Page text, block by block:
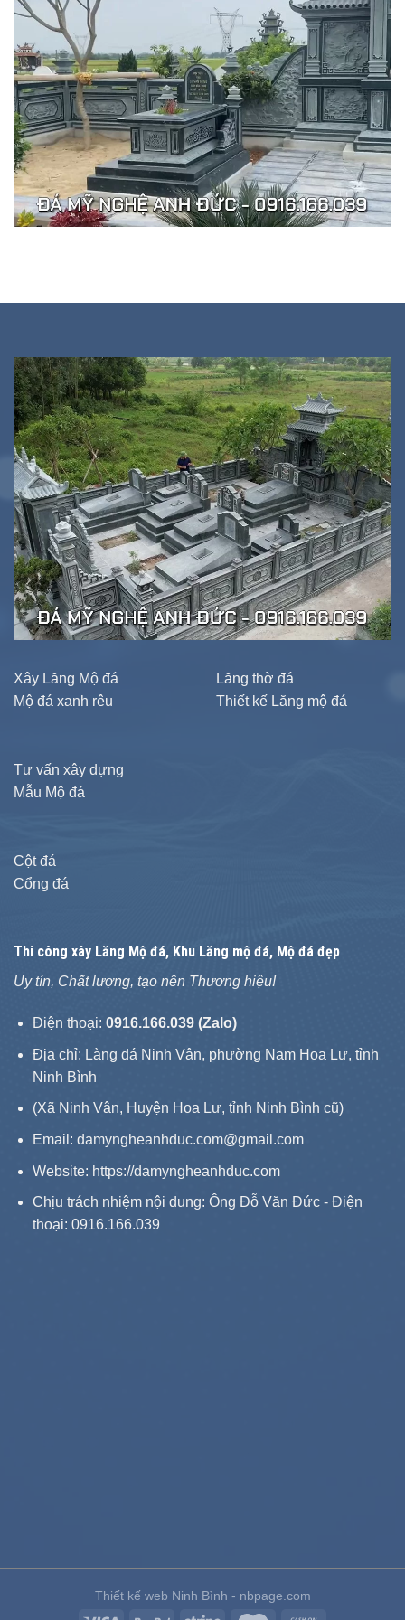
Xây Lăng Mộ đá
Mộ đá xanh rêu
Lăng thờ đá
Thiết kế Lăng mộ đá
Tư vấn xây dựng
Mẫu Mộ đá
Cột đá
Cổng đá
Thi công xây Lăng Mộ đá, Khu Lăng mộ đá, Mộ đá đẹp
Uy tín, Chất lượng, tạo nên Thương hiệu!
Điện thoại: 0916.166.039 (Zalo)
Địa chỉ: Làng đá Ninh Vân, phường Nam Hoa Lư, tỉnh
Ninh Bình
(Xã Ninh Vân, Huyện Hoa Lư, tỉnh Ninh Bình cũ)
Email: damyngheanhduc.com@gmail.com
Website: https://damyngheanhduc.com
Chịu trách nhiệm nội dung: Ông Đỗ Văn Đức - Điện
thoại: 0916.166.039
Thiết kế web Ninh Bình - nbpage.com